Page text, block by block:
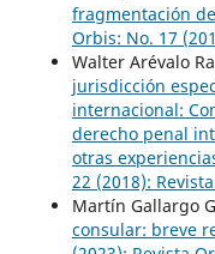
fragmentación
Orbis: No. 17
Walter Arévalo
jurisdicción
internacional:
derecho penal
otras
22 (2018):
Martín Gallargo
consular: breve